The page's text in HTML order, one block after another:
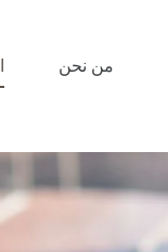
من نحن